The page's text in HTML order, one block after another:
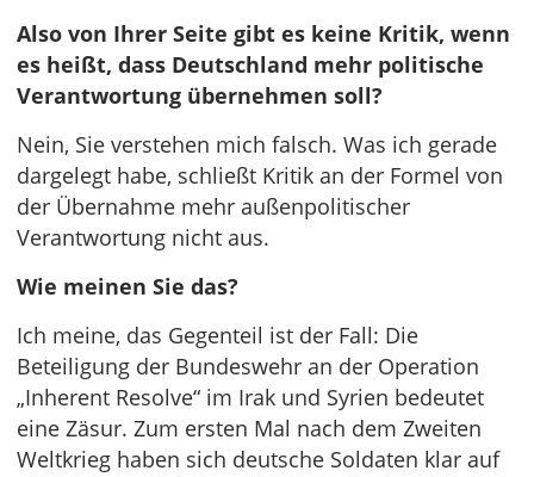
Also von Ihrer Seite gibt es keine Kritik, wenn
es heißt, dass Deutschland mehr politische
Verantwortung übernehmen soll?
Nein, Sie verstehen mich falsch. Was ich gerade
dargelegt habe, schließt Kritik an der Formel von
der Übernahme mehr außenpolitischer
Verantwortung nicht aus.
Wie meinen Sie das?
Ich meine, das Gegenteil ist der Fall: Die
Beteiligung der Bundeswehr an der Operation
„Inherent Resolve“ im Irak und Syrien bedeutet
eine Zäsur. Zum ersten Mal nach dem Zweiten
Weltkrieg haben sich deutsche Soldaten klar auf